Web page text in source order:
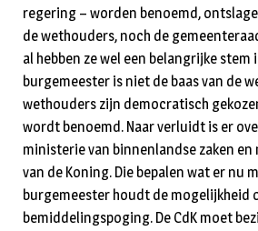
regering – worden benoemd,
de wethouders, noch de
al hebben ze wel een belangrijke stem
burgemeester is niet de baas van de
wethouders zijn democratisch
wordt benoemd. Naar verluidt is er
ministerie van binnenlandse zaken en
van de Koning. Die bepalen wat er nu
burgemeester houdt de mogelijkheid
bemiddelingspoging. De CdK moet